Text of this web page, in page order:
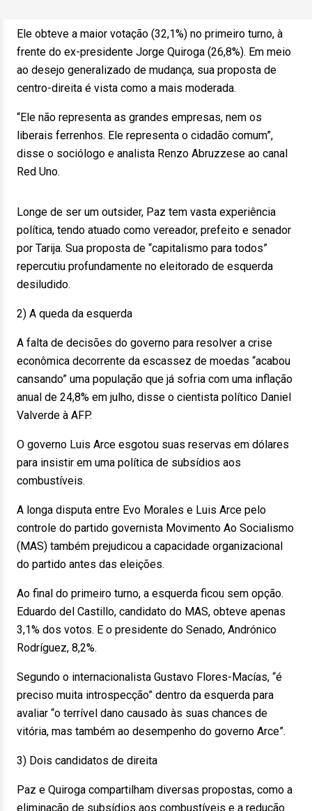
Ele obteve a maior votação (32,1%) no primeiro turno, à
frente do ex-presidente Jorge Quiroga (26,8%). Em meio
ao desejo generalizado de mudança, sua proposta de
centro-direita é vista como a mais moderada.
“Ele não representa as grandes empresas, nem os
liberais ferrenhos. Ele representa o cidadão comum”,
disse o sociólogo e analista Renzo Abruzzese ao canal
Red Uno.
Longe de ser um outsider, Paz tem vasta experiência
política, tendo atuado como vereador, prefeito e senador
por Tarija. Sua proposta de “capitalismo para todos”
repercutiu profundamente no eleitorado de esquerda
desiludido.
2) A queda da esquerda
A falta de decisões do governo para resolver a crise
econômica decorrente da escassez de moedas “acabou
cansando” uma população que já sofria com uma inflação
anual de 24,8% em julho, disse o cientista político Daniel
Valverde à AFP.
O governo Luis Arce esgotou suas reservas em dólares
para insistir em uma política de subsídios aos
combustíveis.
A longa disputa entre Evo Morales e Luis Arce pelo
controle do partido governista Movimento Ao Socialismo
(MAS) também prejudicou a capacidade organizacional
do partido antes das eleições.
Ao final do primeiro turno, a esquerda ficou sem opção.
Eduardo del Castillo, candidato do MAS, obteve apenas
3,1% dos votos. E o presidente do Senado, Andrónico
Rodríguez, 8,2%.
Segundo o internacionalista Gustavo Flores-Macías, “é
preciso muita introspecção” dentro da esquerda para
avaliar “o terrível dano causado às suas chances de
vitória, mas também ao desempenho do governo Arce”.
3) Dois candidatos de direita
Paz e Quiroga compartilham diversas propostas, como a
eliminação de subsídios aos combustíveis e a redução